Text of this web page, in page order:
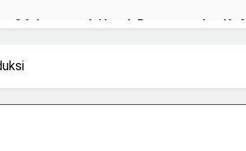
24 Jam untuk Hotel, Restoran, dan
Terpercaya
Terpercaya